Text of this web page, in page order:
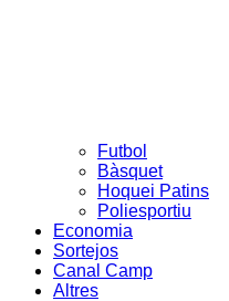
Futbol
Bàsquet
Hoquei Patins
Poliesportiu
Economia
Sortejos
Canal Camp
Altres